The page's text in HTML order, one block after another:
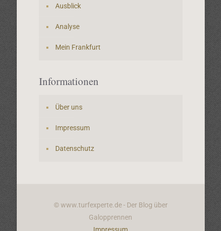
Ausblick
Analyse
Mein Frankfurt
Informationen
Über uns
Impressum
Datenschutz
© www.turfexperte.de - Der Blog über
Galopprennen